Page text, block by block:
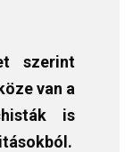
szerint
van a
is